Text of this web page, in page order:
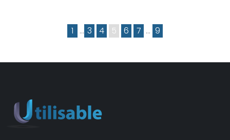
1 … 3 4 5 6 7 … 9